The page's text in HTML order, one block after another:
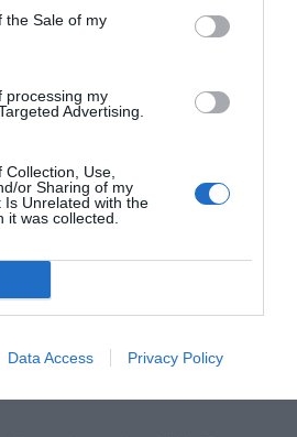
the Sale of my
processing my
Advertising.
Use,
or Sharing of my
Is Unrelated with the
it was collected.
Data Access Privacy Policy
δημοσίευση στο Instagram.